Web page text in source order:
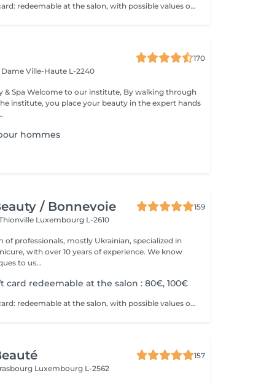
Physical gift card: redeemable at the salon, with possible values of 80€, 100€, or more than 100€. Electronic gift card: redeemable via email, with any value of your choice, available for purchase here on this website. Our gift vouchers are valid for all our services and can be used multiple times.
170
DameVille-Haute L-2240
By walking through
institute, you place your beauty in the expert hands
...
hommes
/ Bonnevoie
159
Luxembourg L-2610
of professionals, mostly Ukrainian, specialized in
with over 10 years of experience. We know
to us...
card redeemable at the salon : 80€, 100€
Physical gift card: redeemable at the salon, with possible values of 80€, 100€, or more than 100€. Electronic gift card: redeemable via email, with any value of your choice, available for purchase here on this website. Our gift vouchers are valid for all our services and can be used multiple times.
157
Luxembourg L-2562